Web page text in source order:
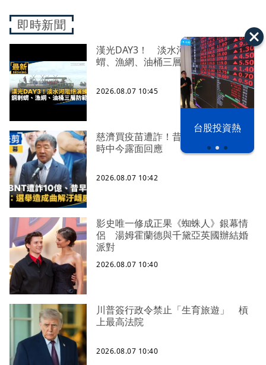
之下
台股投資熱
即時新聞
漢光DAY3！ 淡水河阻絕演練 鋼刺
蝟、漁網、油桶三層防範
2026.08.07 10:45
慈濟買疫苗遭詐！昔遭轟擋疫苗 陳
時中今露面回應
2026.08.07 10:42
影史唯一修成正果《蜘蛛人》銀幕情
侶 湯姆霍蘭德與千黛亞英國辦結婚
派對
2026.08.07 10:40
川普簽行政令禁止「生育旅遊」 槓
上最高法院
2026.08.07 10:40